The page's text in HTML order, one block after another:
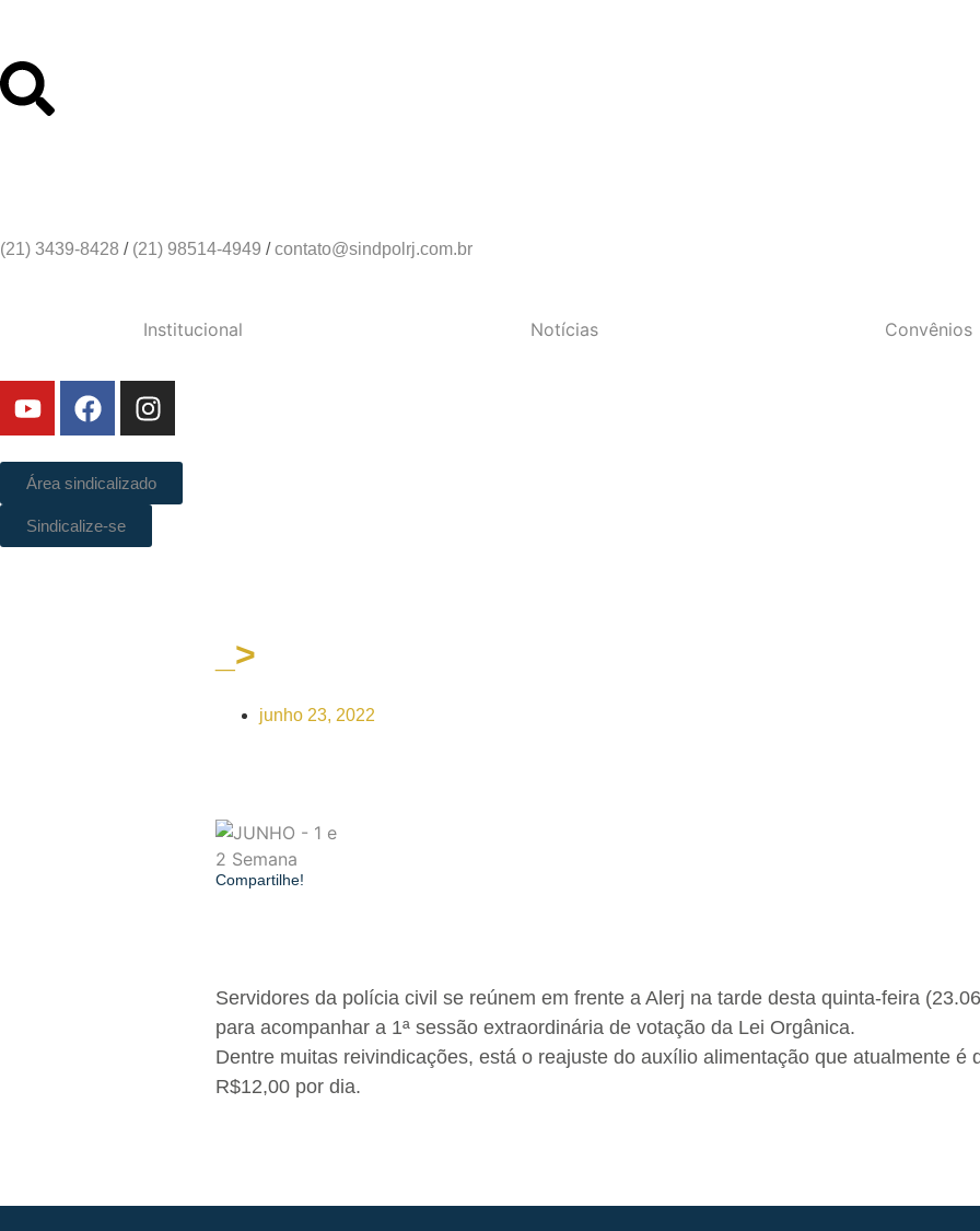
(21) 3439-8428 / (21) 98514-4949 /contato@sindpolrj.com.br
Institucional Notícias Convênios
Área sindicalizado
Sindicalize-se
_>
junho 23, 2022
Compartilhe!
Servidores da polícia civil se reúnem em frente a Alerj na tarde desta quinta-feira
para acompanhar a 1ª sessão extraordinária de votação da Lei Orgânica.
Dentre muitas reivindicações, está o reajuste do auxílio alimentação que atualmente é
R$12,00 por dia.